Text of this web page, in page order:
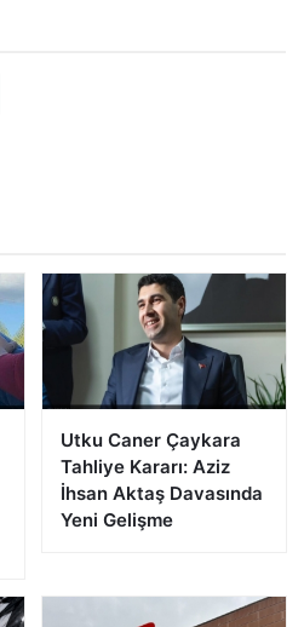
Utku Caner Çaykara
Tahliye Kararı: Aziz
İhsan Aktaş Davasında
Yeni Gelişme